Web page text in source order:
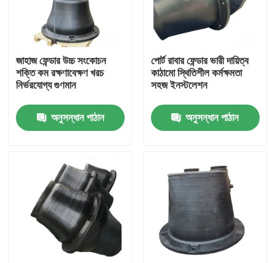
জাহাজ ফেন্ডার উচ্চ সংকোচন
শক্তি কম রক্ষণাবেক্ষণ খরচ
নির্ভরযোগ্য গুণমান
অনুসন্ধান পাঠান
পোর্ট রাবার ফেন্ডার ভারী দায়িত্ব
কাঠামো স্থিতিশীল কর্মক্ষমতা
সহজ ইনস্টলেশন
অনুসন্ধান পাঠান